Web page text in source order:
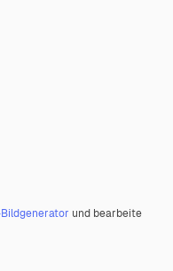
und bearbeite